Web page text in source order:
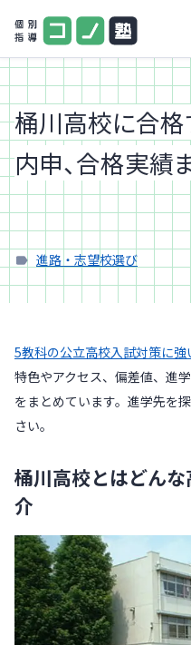
桶川高校に合格
内申、合格実績
進路・志望校選び
5教科の公立高校入試対策に強
特色やアクセス、偏差値、進
をまとめています。進学先を
さい。
桶川高校とはどん
介